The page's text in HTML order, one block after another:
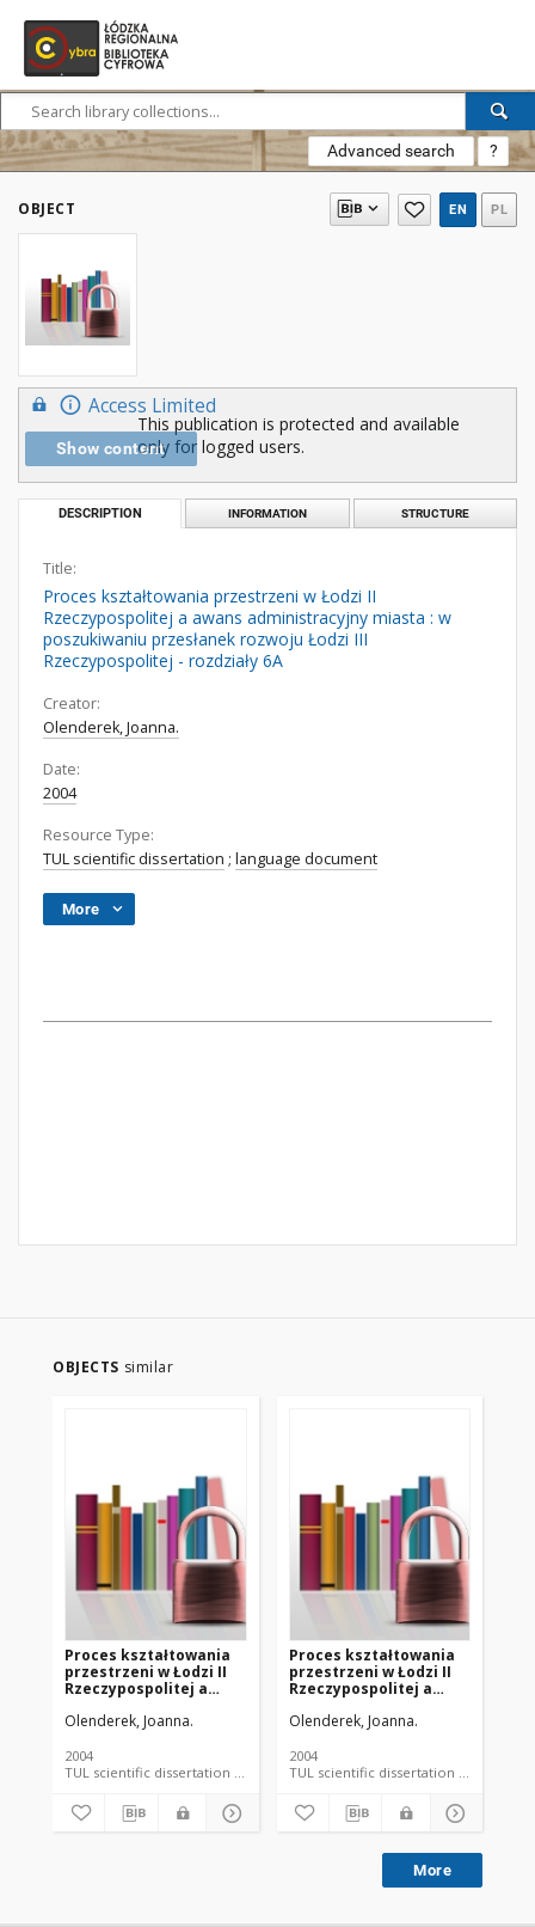
Advanced search ?
OBJECT EN PL
Access Limited
Show content
This publication is protected and available
only for logged users.
DESCRIPTION INFORMATION STRUCTURE
Title:
Proces kształtowania przestrzeni w Łodzi II
Rzeczypospolitej a awans administracyjny miasta : w
poszukiwaniu przesłanek rozwoju Łodzi III
Rzeczypospolitej - rozdziały 6A
Creator:
Olenderek, Joanna.
Date:
2004
Resource Type:
TUL scientific dissertation ; language document
More
OBJECTS similar
Proces kształtowania
przestrzeni w Łodzi II
Rzeczypospolitej a
miasta : w
przesłanek rozwoju
Łodzi III
rozdziały końcowe
Olenderek, Joanna.
2004
TUL scientific dissertation language document
Proces kształtowania
przestrzeni w Łodzi II
Rzeczypospolitej a
miasta : w
przesłanek rozwoju
Łodzi III
rozdziały 6B
Olenderek, Joanna.
2004
TUL scientific dissertation
More